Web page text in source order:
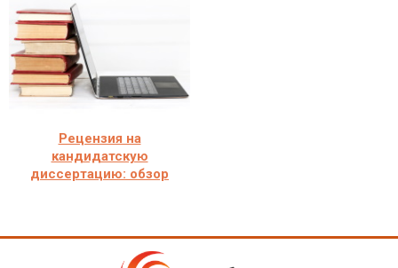
Рецензия на
кандидатскую
диссертацию: обзор